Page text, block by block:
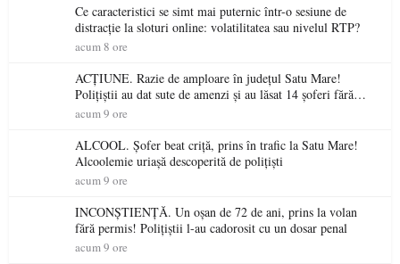
Ce caracteristici se simt mai puternic într-o sesiune de
distracție la sloturi online: volatilitatea sau nivelul RTP?
acum 8 ore
ACȚIUNE. Razie de amploare în județul Satu Mare!
Polițiștii au dat sute de amenzi și au lăsat 14 șoferi fără
permis într-o singură zi
acum 9 ore
ALCOOL. Șofer beat criță, prins în trafic la Satu Mare!
Alcoolemie uriașă descoperită de polițiști
acum 9 ore
INCONȘTIENȚĂ. Un oșan de 72 de ani, prins la volan
fără permis! Polițiștii l-au cadorosit cu un dosar penal
acum 9 ore